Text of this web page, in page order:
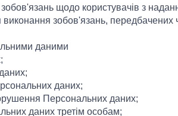
щодо користувачів з
зобов'язань, передбачених
даними
даних;
Персональних даних;
даних третім особам;